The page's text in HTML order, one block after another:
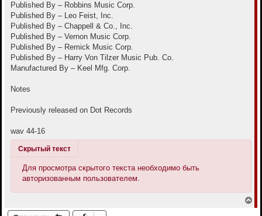
Published By – Robbins Music Corp.
Published By – Leo Feist, Inc.
Published By – Chappell & Co., Inc.
Published By – Vernon Music Corp.
Published By – Remick Music Corp.
Published By – Harry Von Tilzer Music Pub. Co.
Manufactured By – Keel Mfg. Corp.
Notes
Previously released on Dot Records
wav 44-16
Скрытый текст
Для просмотра скрытого текста необходимо быть
авторизованным пользователем.
е